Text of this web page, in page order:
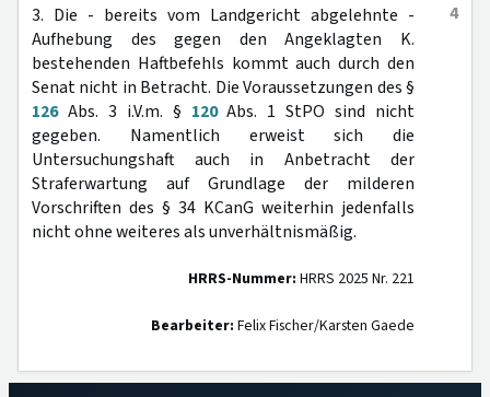
4
3. Die - bereits vom Landgericht abgelehnte -
Aufhebung des gegen den Angeklagten K.
bestehenden Haftbefehls kommt auch durch den
Senat nicht in Betracht. Die Voraussetzungen des §
126Abs. 3 i.V.m. § 120Abs. 1 StPO sind nicht
gegeben. Namentlich erweist sich die
Untersuchungshaft auch in Anbetracht der
Straferwartung auf Grundlage der milderen
Vorschriften des § 34 KCanG weiterhin jedenfalls
nicht ohne weiteres als unverhältnismäßig.
HRRS-Nummer: HRRS 2025 Nr. 221
Bearbeiter: Felix Fischer/Karsten Gaede